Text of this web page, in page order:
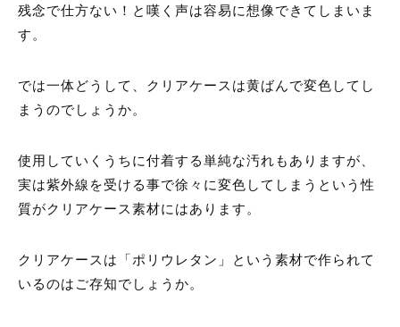
残念で仕方ない！と嘆く声は容易に想像できてしまいま
す。
では一体どうして、クリアケースは黄ばんで変色してし
まうのでしょうか。
使用していくうちに付着する単純な汚れもありますが、
実は紫外線を受ける事で徐々に変色してしまうという性
質がクリアケース素材にはあります。
クリアケースは「ポリウレタン」という素材で作られて
いるのはご存知でしょうか。